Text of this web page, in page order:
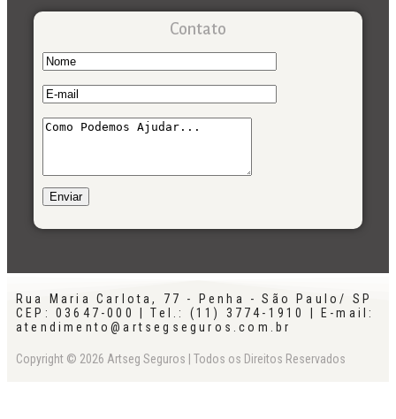
Contato
Rua Maria Carlota, 77 - Penha - São Paulo/ SP
CEP: 03647-000 | Tel.: (11) 3774-1910 | E-mail:
atendimento@artsegseguros.com.br
Copyright © 2026 Artseg Seguros | Todos os Direitos Reservados